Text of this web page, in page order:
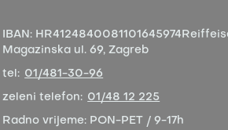
IBAN: HR4124840081101645974
Magazinska ul. 69, Zagreb
tel: 01/481-30-96
zeleni telefon: 01/48 12 225
Radno vrijeme: PON-PET / 9-17h